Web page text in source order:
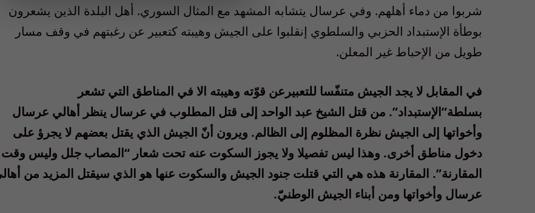
شربوا من دماء أهلهم. وفي عرسال يتشابه المشهد مع المثال السوري. أهل البلدة الذين يشعرون
بوطأة الإستبداد الحزبي والسلطوي إنقلبوا على الجيش وهيبته كتعبير عن رغبتهم في وقف مسار
طويل من الإحباط غير المعلن.
في المقابل لا يجد الجيش متنفّسا للتعبيرعن قوّته وهيبته الا في المناطق التي تشعر
بسلطة”الإستبداد”. من قتل الشيخ عبد الواحد إلى قتل المطلوب في عرسال ينظر أهالي عرسال
وأخواتها إلى الجيش نظرة المظلوم إلى الظالم. ويرون أنّ الجيش الذي يقتل بعضهم لا يجرؤ على
دخول مناطق أخرى. وهذا ليس تفصيلا ولا يجوز السكوت عنه تحت شعار “المصاب جلل وليس وقت
المقارنة”. المقارنة هذه هي التي قتلت جنود الجيش والسكوت عنها هو الذي سيقتل المزيد من
عرسال وأخواتها ومن أبناء الجيش الوطنيّ.